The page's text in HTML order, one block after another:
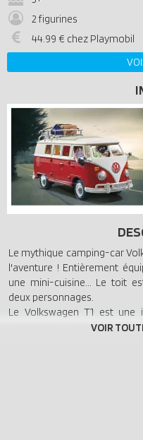
2 figurines
44.99 € chez Playmobil
Le mythique camping-car
l'aventure ! Entièrement
une mini-cuisine... Le toit
deux personnages.
Le Volkswagen T1 est
générations,